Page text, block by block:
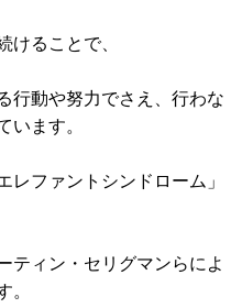
けることで、
行動や努力でさえ、行わな
います。
レファントシンドローム」
ティン・セリグマンらによ
。